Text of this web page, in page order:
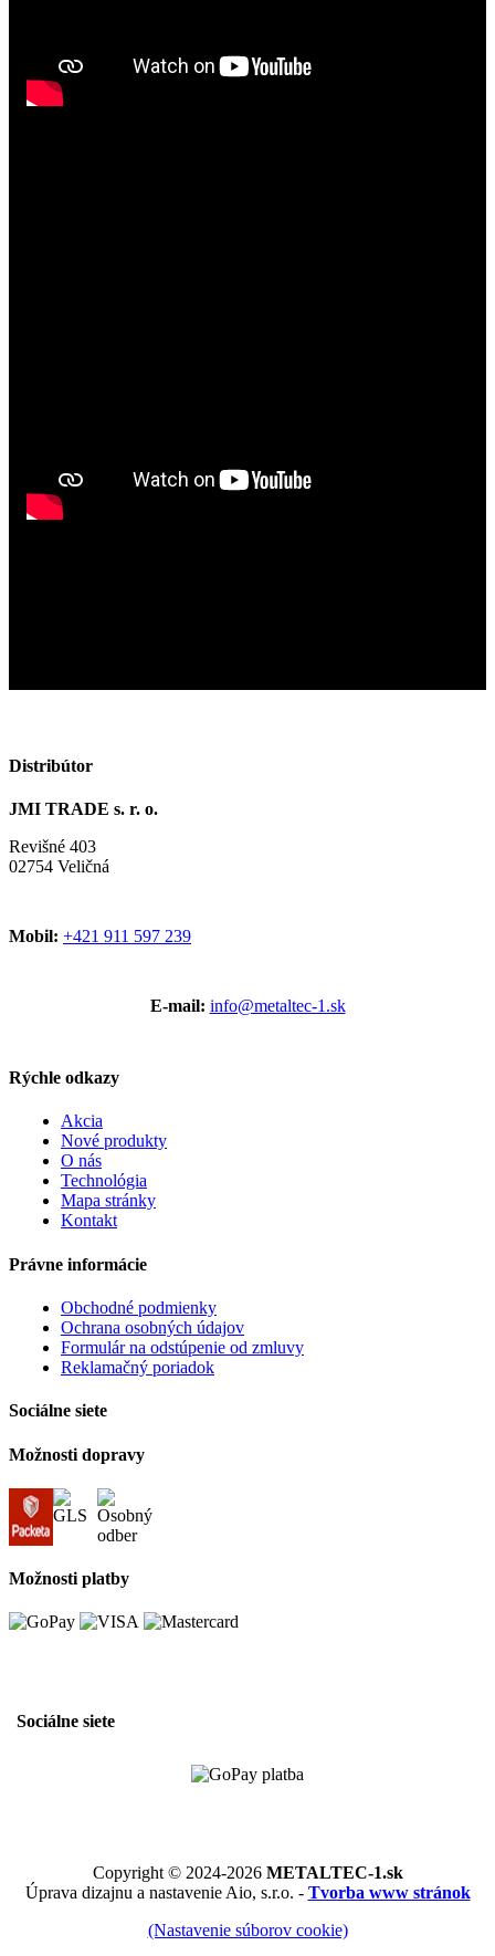
Distribútor
JMI TRADE s. r. o.
Revišné 403
02754 Veličná
Mobil: +421 911 597 239
E-mail: info@metaltec-1.sk
Rýchle odkazy
Akcia
Nové produkty
O nás
Technológia
Mapa stránky
Kontakt
Právne informácie
Obchodné podmienky
Ochrana osobných údajov
Formulár na odstúpenie od zmluvy
Reklamačný poriadok
Sociálne siete
Možnosti dopravy
Možnosti platby
Sociálne siete
Copyright © 2024-2026 METALTEC-1.sk
Úprava dizajnu a nastavenie Aio, s.r.o. - Tvorba www stránok
(Nastavenie súborov cookie)